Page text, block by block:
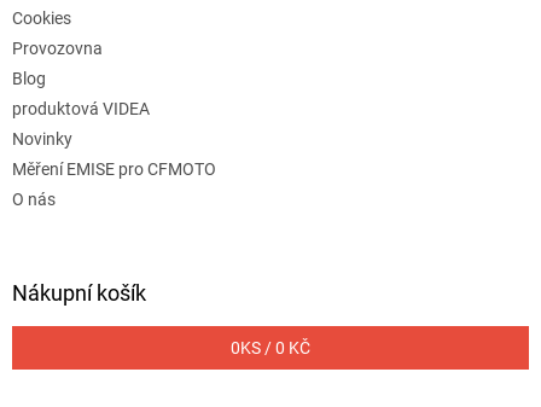
Cookies
Provozovna
Blog
produktová VIDEA
Novinky
Měření EMISE pro CFMOTO
O nás
Nákupní košík
0KS /0 KČ